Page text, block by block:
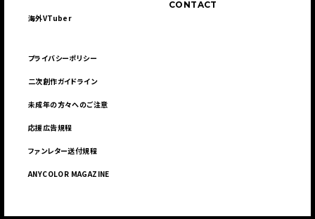
海外VTuber
CONTACT
プライバシーポリシー
二次創作ガイドライン
未成年の方々へのご注意
応援広告規程
ファンレター送付規程
ANYCOLOR MAGAZINE